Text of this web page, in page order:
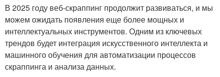
В 2025 году веб-скраппинг продолжит развиваться, и мы
можем ожидать появления еще более мощных и
интеллектуальных инструментов. Одним из ключевых
трендов будет интеграция искусственного интеллекта и
машинного обучения для автоматизации процессов
скраппинга и анализа данных.